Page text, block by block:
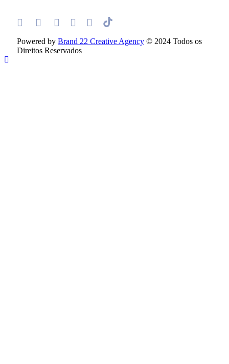
Powered by Brand 22 Creative Agency © 2024 Todos os
Direitos Reservados